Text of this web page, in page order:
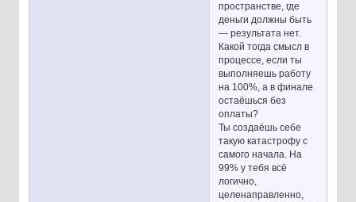
пространстве, где
деньги должны быть
— результата нет.
Какой тогда смысл в
процессе, если ты
выполняешь работу
на 100%, а в финале
остаёшься без
оплаты?
Ты создаёшь себе
такую катастрофу с
самого начала. На
99% у тебя всё
логично,
целенаправленно,